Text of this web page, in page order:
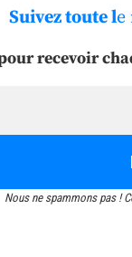
Suivez toute le
recevoir
Nous ne spammons pas !